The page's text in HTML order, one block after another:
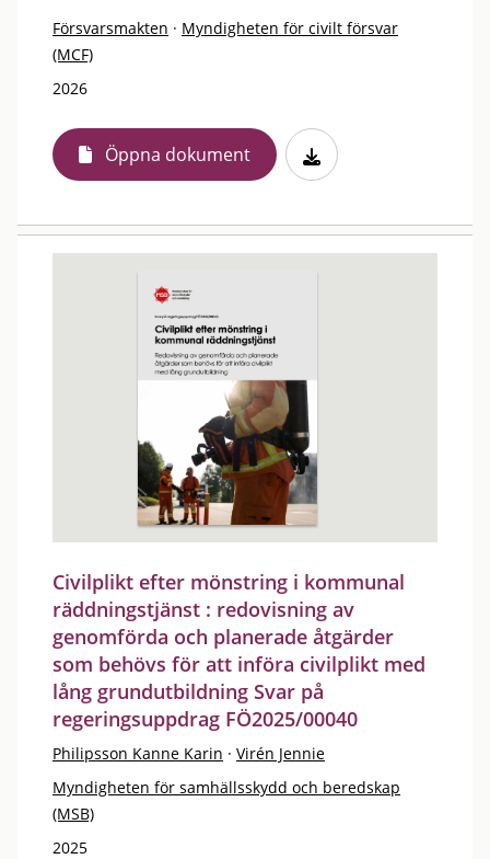
Försvarsmakten · Myndigheten för civilt försvar
(MCF)
2026
Öppna dokument
Civilplikt efter mönstring i kommunal
räddningstjänst : redovisning av
genomförda och planerade åtgärder
som behövs för att införa civilplikt med
lång grundutbildning Svar på
regeringsuppdrag FÖ2025/00040
Philipsson Kanne Karin · Virén Jennie
Myndigheten för samhällsskydd och beredskap
(MSB)
2025